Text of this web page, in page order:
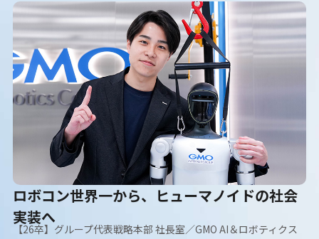
ロボコン世界一から、ヒューマノイドの社会
実装へ
【26卒】グループ代表戦略本部 社長室／GMO AI＆ロボティクス